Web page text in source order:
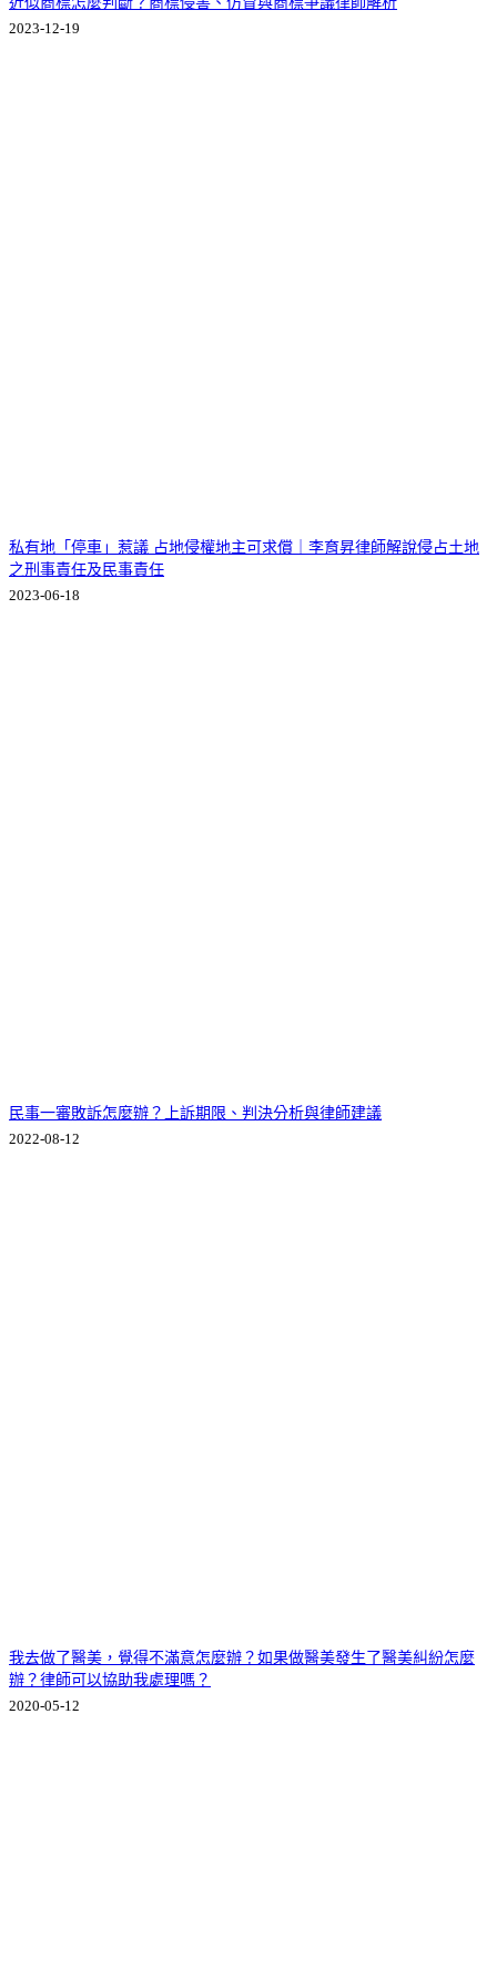
2023-12-19
私有地「停車」惹議 占地侵權地主可求償｜李育昇律師解說侵占土地
之刑事責任及民事責任
2023-06-18
民事一審敗訴怎麼辦？上訴期限、判決分析與律師建議
2022-08-12
我去做了醫美，覺得不滿意怎麼辦？如果做醫美發生了醫美糾紛怎麼
辦？律師可以協助我處理嗎？
2020-05-12